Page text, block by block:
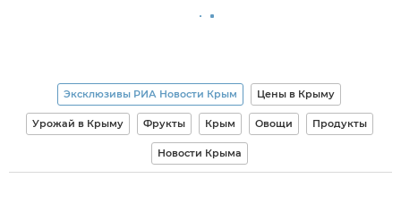
Эксклюзивы РИА Новости Крым Цены в Крыму
Урожай в Крыму Фрукты Крым Овощи Продукты
Новости Крыма